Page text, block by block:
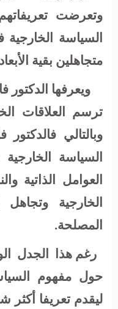
وتعرضت
السياسة
متجاهلين بقية
ويعرفها
ترسم العلاقات
وبالتالي
السياسة
العوامل الذاتية
الخارجية
المصلحة.
رغم هذا الجدل
حول مفهوم
ليقدم تعريفا أكثر